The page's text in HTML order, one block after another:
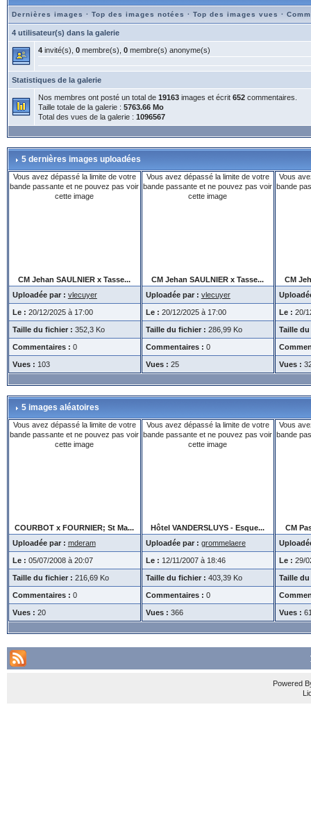
Dernières images · Top des images notées · Top des images vues ·
4 utilisateur(s) dans la galerie
4invité(s), 0membre(s), 0membre(s) anonyme(s)
Statistiques de la galerie
Nos membres ont posté un total de 19163images et écrit 652commentaires.
Taille totale de la galerie : 5763.66 Mo
Total des vues de la galerie : 1096567
5 dernières images uploadées
Vous avez dépassé la limite de votre
bande passante et ne pouvez pas voir
cette image
CM Jehan SAULNIER x Tasse...
Uploadée par : vlecuyer
Le : 20/12/2025 à 17:00
Taille du fichier : 352,3 Ko
Commentaires : 0
Vues : 103
Vous avez dépassé la limite de votre
bande passante et ne pouvez pas voir
cette image
CM Jehan SAULNIER x Tasse...
Uploadée par : vlecuyer
Le : 20/12/2025 à 17:00
Taille du fichier : 286,99 Ko
Commentaires : 0
Vues : 25
Vous
bande
CM
Le : 20/
Taille
Vues :
5 images aléatoires
Vous avez dépassé la limite de votre
bande passante et ne pouvez pas voir
cette image
COURBOT x FOURNIER; St Ma...
Uploadée par : mderam
Le : 05/07/2008 à 20:07
Taille du fichier : 216,69 Ko
Commentaires : 0
Vues : 20
Vous avez dépassé la limite de votre
bande passante et ne pouvez pas voir
cette image
Hôtel VANDERSLUYS - Esque...
Uploadée par : grommelaere
Le : 12/11/2007 à 18:46
Taille du fichier : 403,39 Ko
Commentaires : 0
Vues : 366
Vous
bande
CM
Le : 29/
Taille
Vues :
Powered